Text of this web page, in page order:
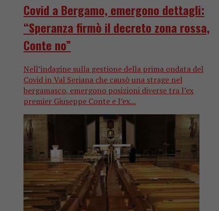
Covid a Bergamo, emergono dettagli:
“Speranza firmò il decreto zona rossa,
Conte no”
Nell’indagine sulla gestione della prima ondata del
Covid in Val Seriana che causò una strage nel
bergamasco, emergono posizioni diverse tra l’ex
premier Giuseppe Conte e l’ex...